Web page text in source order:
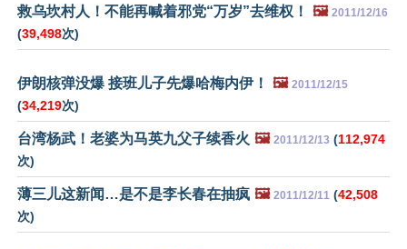
救乌坎村人！不能再喊着邪党“万岁”去维权！ 🖼️ 2011/12/16
(39,498次)
伊朗核弹没爆 接班儿子先爆哈梅内伊！ 🖼️ 2011/12/15
(34,219次)
台湾杨武！老婆为马英九父子续香火 🖼️ 2011/12/13 (112,974
次)
薄三儿这新闻…是不是李长春在抽疯 🖼️ 2011/12/11 (42,508
次)